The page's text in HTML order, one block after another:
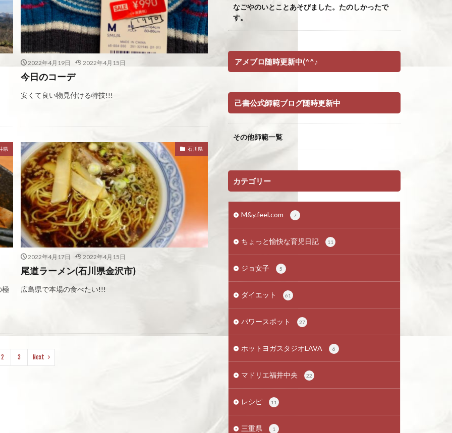
2022年4月19日 2022年4月15日
今日のコーデ
安くて良い物見付ける特技!!!
県
極
石川県
2022年4月17日 2022年4月15日
尾道ラーメン(石川県金沢市)
広島県で本場の食べたい!!!
2 3 Next
なごやのいとことあそびました。たのしかったで
す。
アメブロ随時更新中(^^♪
己書公式師範ブログ随時更新中
その他師範一覧
カテゴリー
M&y.feel.com 7
ちょっと愉快な育児日記 11
ジョ女子 5
ダイエット 61
パワースポット 27
ホットヨガスタジオLAVA 6
マドリエ福井中央 22
レシピ 11
三重県 1